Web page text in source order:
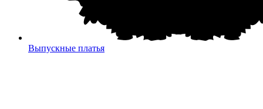
Выпускные платья